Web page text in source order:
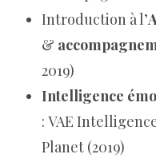
Introduction à l’
&
2019)
Intelligence
: VAE
Planet (2019)